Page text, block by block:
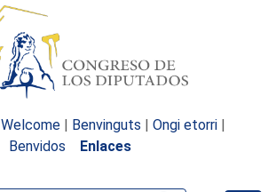
Welcome | Benvinguts | Ongi etorri |
Benvidos
Enlaces